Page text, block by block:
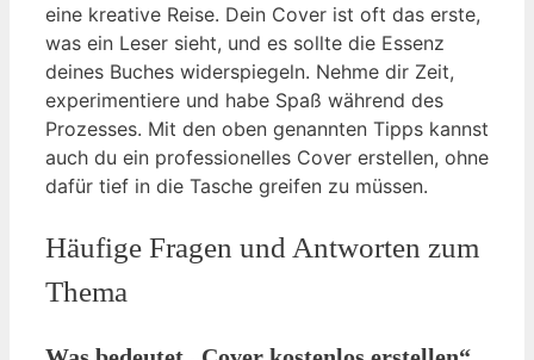
eine kreative Reise. Dein Cover ist oft das erste,
was ein Leser sieht, und es sollte die Essenz
deines Buches widerspiegeln. Nehme dir Zeit,
experimentiere und habe Spaß während des
Prozesses. Mit den oben genannten Tipps kannst
auch du ein professionelles Cover erstellen, ohne
dafür tief in die Tasche greifen zu müssen.
Häufige Fragen und Antworten zum
Thema